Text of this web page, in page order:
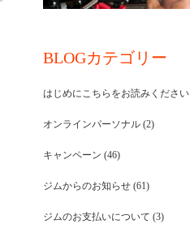
BLOGカテゴリー
はじめにこちらをお読みください
オンラインパーソナル (2)
キャンペーン (46)
ジムからのお知らせ (61)
ジムのお支払いについて (3)